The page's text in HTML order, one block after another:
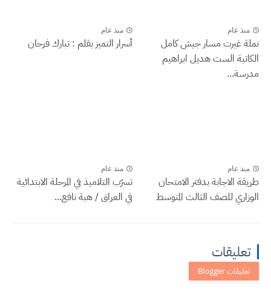
منذ عام
نملة غيرت مسار جيش كامل
الكاتبة الست هديل ابراهيم
مدرسة...
منذ عام
أسرار التميز بقلم : تبارك فرحان
منذ عام
طريقة الاجابة بدفتر الامتحان
الوزاري للصف الثالث المتوسط
منذ عام
تسرّب التلاميذ في المرحلة الابتدائية
في العراق / هبة نافع...
تعليقات